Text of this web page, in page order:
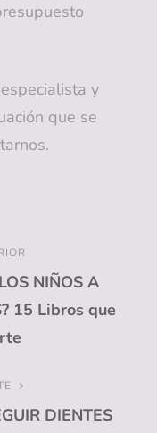
y
que se
NIÑOS A
15 Libros que
DIENTES